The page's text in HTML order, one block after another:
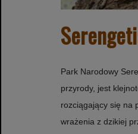
Park Narodowy
przyrody, jest
rozciągający się na
wrażenia z dzikiej